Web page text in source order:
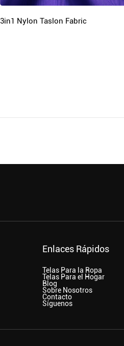
3in1 Nylon Taslon Fabric
Enlaces Rápidos
Telas Para la Ropa
Telas Para el Hogar
Blog
Sobre Nosotros
Contacto
Síguenos